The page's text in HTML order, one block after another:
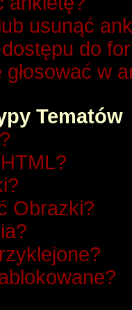
usunąć
do
w
Tematów
Obrazki?